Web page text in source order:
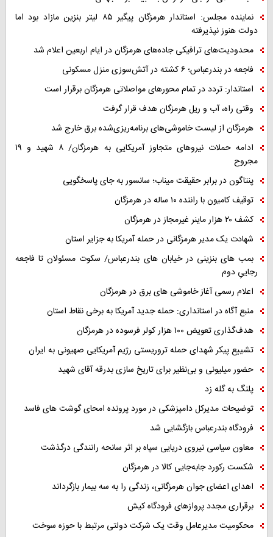
نماینده مجلس: استاندار هرمزگان پیگیر ۸۵ لیتر بنزین مازاد بود اما
دولت هنوز نپذیرفته
محدودیت‌های ترافیکی جاده‌های هرمزگان در ایام اربعین اعلام شد
فاجعه در بندرعباس؛ ۶ کشته در آتش‌سوزی منزل مسکونی
استاندار: تردد در تمام محورهای مواصلاتی هرمزگان برقرار است
وقتی راه، آب و ریل هرمزگان هدف قرار گرفت
هرمزگان از لیست خاموشی‌های برنامه‌ریزی‌شده برق خارج شد
ادامه حملات نیروهای متجاوز آمریکایی به هرمزگان/ ۸ شهید و ۱۹
مجروح
پنتاگون در برابر حقیقت میناب؛ سانسور به جای پاسخگویی
توقیف کامیون با راننده ۱۰ ساله در هرمزگان
کشف ۲۰ هزار ماینر غیرمجاز در هرمزگان
شهادت یک مدیر هرمزگانی در حمله آمریکا به جزایر استان
بمب های بنزینی در خیابان های بندرعباس/ سکوت مسئولان تا فاجعه
رجاییِ دوم
اعلام رسمی آغاز خاموشی های برق در هرمزگان
منبع آگاه در استانداری: حمله جدید آمریکا به برخی نقاط استان
هدف‌گذاری تعویض ۱۰۰ هزار کولر فرسوده در هرمزگان
تشییع پیکر شهدای حمله تروریستی رژیم آمریکایی صهیونی به ایران
حضور میلیونی و بی‌نظیر برای تاریخ سازی بدرقه آقای شهید
پلنگ به گله زد
توضیحات مدیرکل دامپزشکی در مورد پرونده امحای گوشت های فاسد
فرودگاه بندرعباس بازگشایی شد
معاون سیاسی نیروی دریایی سپاه بر اثر سانحه رانندگی درگذشت
شکست رکورد جابه‌جایی کالا در هرمزگان
اهدای اعضای جوان هرمزگانی، زندگی را به سه بیمار بازگرداند
برقراری مجدد پروازهای فرودگاه کیش
محکومیت مدیرعامل وقت یک شرکت دولتی مرتبط با حوزه سوخت